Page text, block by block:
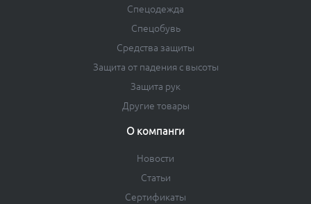
Спецодежда
Спецобувь
Средства защиты
Защита от падения с высоты
Защита рук
Другие товары
О компанги
Новости
Статьи
Сертификаты